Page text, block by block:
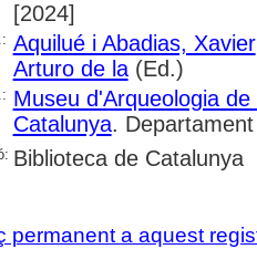
[2024]
Aquilué i Abadias, Xavier
Arturo de la(Ed.)
Museu d'Arqueologia de
Catalunya.
Biblioteca de Catalunya
permanent a aquest